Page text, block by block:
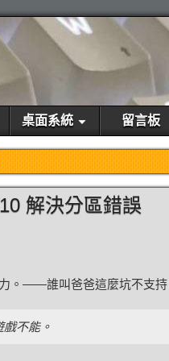
桌面系統 留言板
解決分區錯誤
。——誰叫爸爸這麼坑不支持
不能。